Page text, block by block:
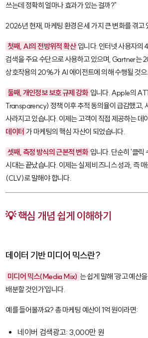
쓰는데 정확히 얼마나 효과가 있는 걸까?"
2026년 현재, 마케팅 환경은 세 가지 큰 변화를 겪고
첫째, AI의 전방위적 확산 입니다. 인터넷 사용자
검색을 주요 수단으로 사용하고 있으며, Gartner는
상호작용의 20%가 AI 에이전트에 의해 수행될 것
둘째, 개인정보 보호 규제 강화 입니다. Apple의
Transparency) 정책 이후 추적 동의율이 급감했고,
사라지고 있습니다. 이제는 고객이 직접 제공하는 데
데이터 가 마케팅의 핵심 자산이 되었습니다.
셋째, 측정 방식의 근본적 변화 입니다. 단순히 '클릭
시대는 끝났습니다. 이제는 실제 비즈니스 성과, 즉
(CLV)로 말해야 합니다.
💡 핵심 개념 쉽게 이해하기
데이터 기반 미디어 믹스란?
미디어 믹스(Media Mix) 는 쉽게 말해 '광고 예산
배분할 것인가'입니다.
예를 들어볼까요? 총 마케팅 예산이 1억 원이라면:
네이버 검색광고: 3,000만 원